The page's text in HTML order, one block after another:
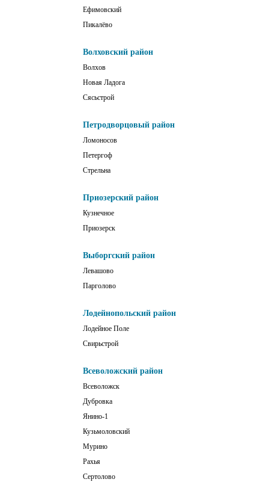
Ефимовский
Пикалёво
Волховский район
Волхов
Новая Ладога
Сясьстрой
Петродворцовый район
Ломоносов
Петергоф
Стрельна
Приозерский район
Кузнечное
Приозерск
Выборгский район
Левашово
Парголово
Лодейнопольский район
Лодейное Поле
Свирьстрой
Всеволожский район
Всеволожск
Дубровка
Янино-1
Кузьмоловский
Мурино
Рахья
Сертолово